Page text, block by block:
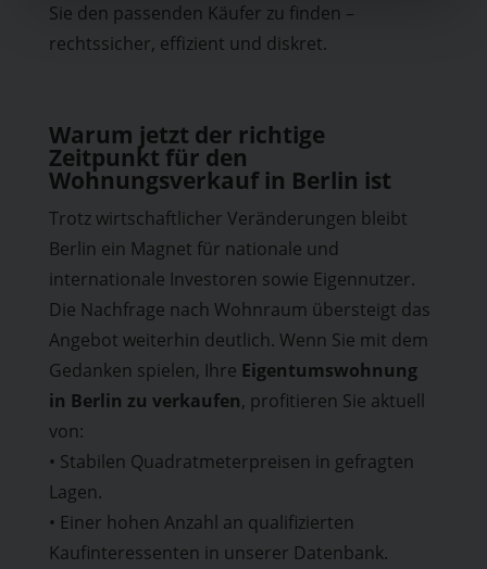
Sie den passenden Käufer zu finden –
rechtssicher, effizient und diskret.
Warum jetzt der richtige
Zeitpunkt für den
Wohnungsverkauf in Berlin ist
Trotz wirtschaftlicher Veränderungen bleibt
Berlin ein Magnet für nationale und
internationale Investoren sowie Eigennutzer.
Die Nachfrage nach Wohnraum übersteigt das
Angebot weiterhin deutlich. Wenn Sie mit dem
Gedanken spielen, Ihre Eigentumswohnung
in Berlin zu verkaufen, profitieren Sie aktuell
von:
• Stabilen Quadratmeterpreisen in gefragten
Lagen.
• Einer hohen Anzahl an qualifizierten
Kaufinteressenten in unserer Datenbank.